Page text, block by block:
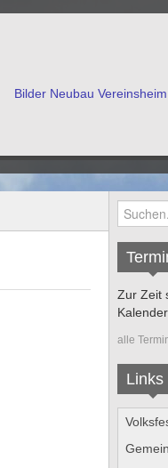
Bilder Neubau Vereinsheim
Zur Zeit
alle
Links